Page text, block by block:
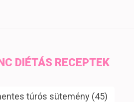
DIÉTÁS RECEPTEK
túrós sütemény(45)